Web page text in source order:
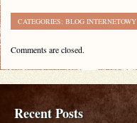
CATEGORIES: BLOG INTERNETOWY
Comments are closed.
Recent Posts